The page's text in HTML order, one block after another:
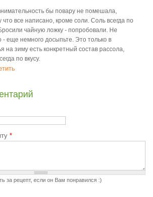
бы повару не помешала,
что все написано, кроме соли. Соль всегда по
чайную ложку - попробовали. Не
- еще немного досыпьте. Это только в
на зиму есть конкретный состав рассола,
по вкусу.
*
за рецепт, если он Вам понравился :)